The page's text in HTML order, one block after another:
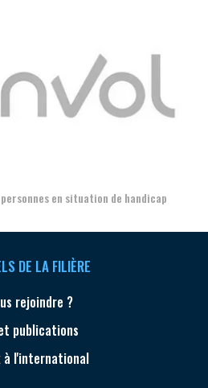
en situation de handicap
DE LA FILIÈRE
rejoindre ?
publications
à l'international